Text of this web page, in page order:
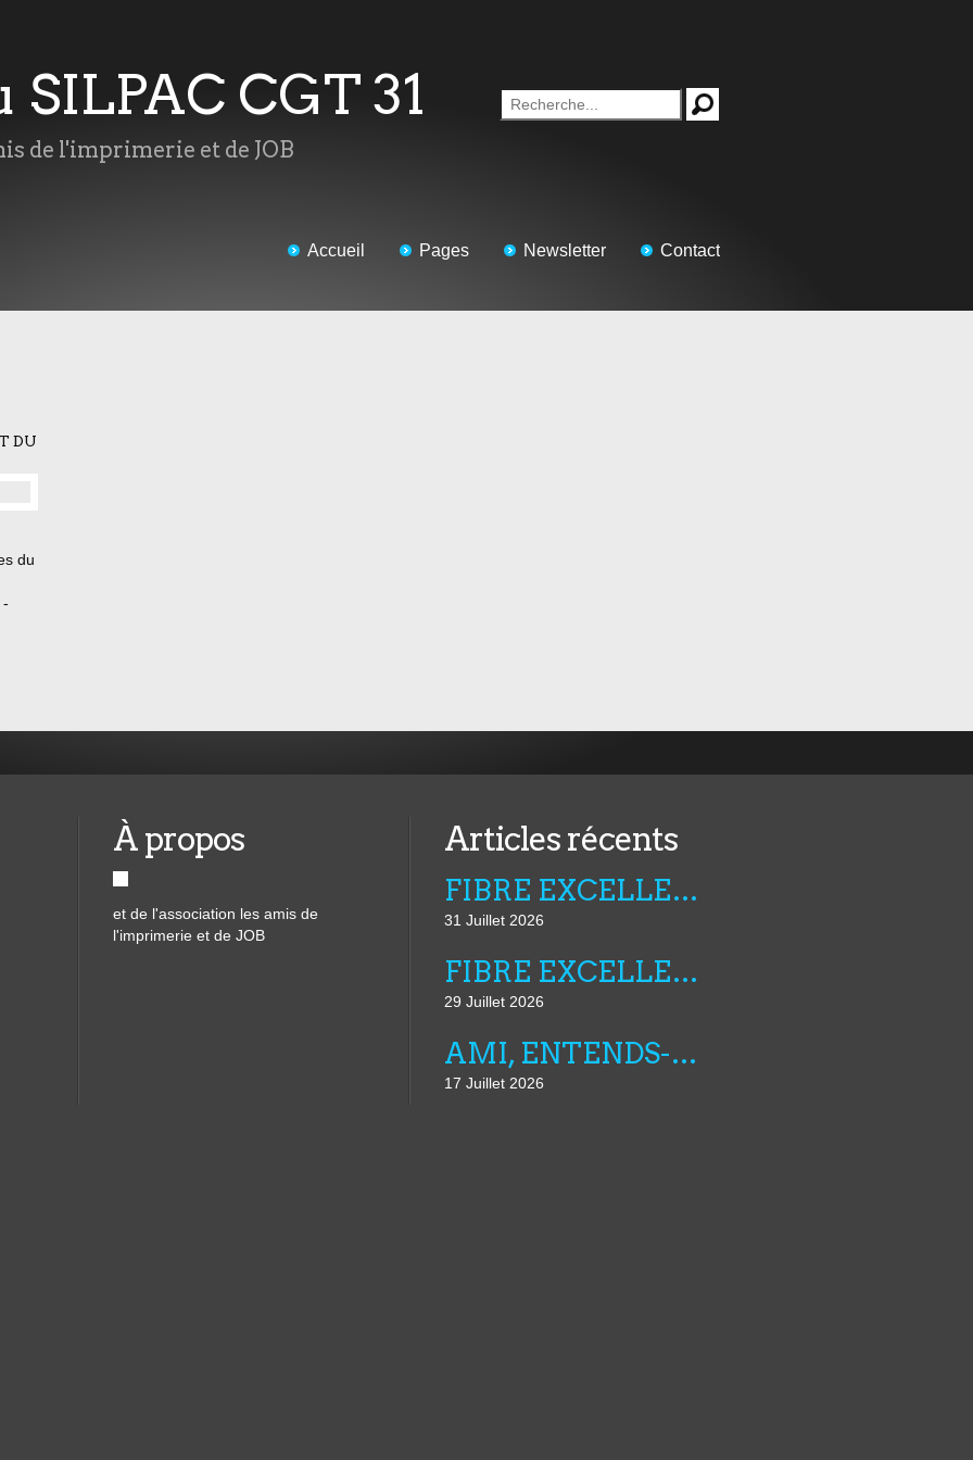
SILPAC CGT 31
de l'imprimerie et de JOB
Accueil Pages Newsletter Contact
DU
du
À propos
et de l'association les amis de
l'imprimerie et de JOB
Articles récents
FIBRE EXCELLENCE : LA LUTTE CONTINUE
31 Juillet 2026
FIBRE EXCELLENCE : LE POUVOIR REGLE SES COMPTES
29 Juillet 2026
AMI, ENTENDS-TU N°25
17 Juillet 2026